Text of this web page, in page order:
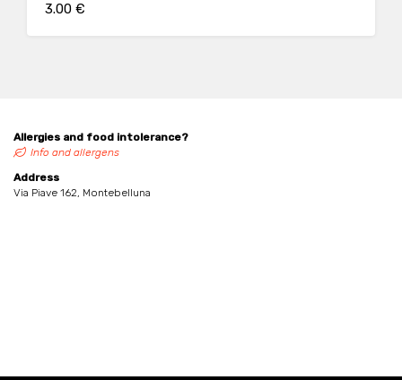
3.00 €
Allergies and food intolerance?
Info and allergens
Address
Via Piave 162, Montebelluna